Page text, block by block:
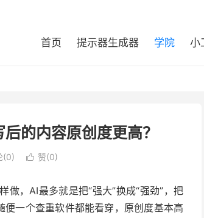
首页 提示器生成器 学院 小
的内容原创度更高？
(0)  赞(0)
做，AI最多就是把“强大”换成“强劲”，把
便一个查重软件都能看穿，原创度基本高